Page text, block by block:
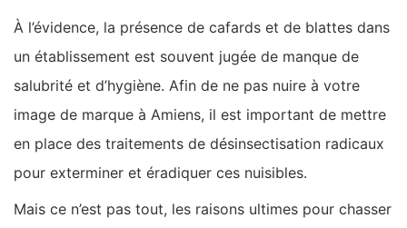
À l’évidence, la présence de cafards et de blattes dans
un établissement est souvent jugée de manque de
salubrité et d’hygiène. Afin de ne pas nuire à votre
image de marque à Amiens, il est important de mettre
en place des traitements de désinsectisation radicaux
pour exterminer et éradiquer ces nuisibles.
Mais ce n’est pas tout, les raisons ultimes pour chasser